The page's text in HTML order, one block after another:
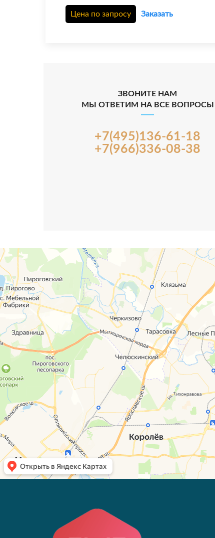
Цена по запросу Заказать
ЗВОНИТЕ НАМ
МЫ ОТВЕТИМ НА ВСЕ ВОПРОСЫ
+7(495)136-61-18
+7(966)336-08-38